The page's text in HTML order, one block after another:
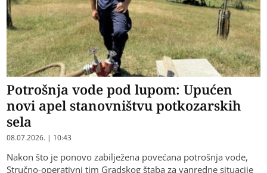
Potrošnja vode pod lupom: Upućen
novi apel stanovništvu potkozarskih
sela
08.07.2026. | 10:43
Nakon što je ponovo zabilježena povećana potrošnja vode,
Stručno-operativni tim Gradskog štaba za vanredne situacije